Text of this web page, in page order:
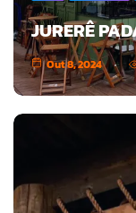
JURERÊ
Out 8, 2024